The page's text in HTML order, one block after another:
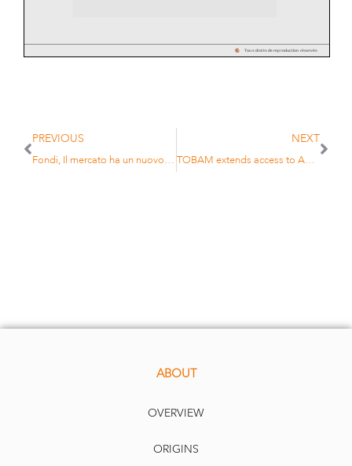
Tous droits de reproduction réservés
PREVIOUS
Fondi, Il mercato ha un nuovo player in Italia: la francese TOBAM
NEXT
TOBAM extends access to Anti-Benchmark range in Europe
ABOUT
OVERVIEW
ORIGINS